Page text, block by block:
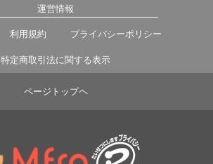
運営情報
利用規約 プライバシーポリシー
特定商取引法に関する表示
ページトップヘ